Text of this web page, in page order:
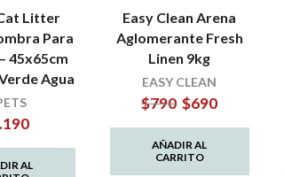
Litter
Para
45x65cm
Agua
AL
Easy Clean Arena
Aglomerante Fresh
Linen 9kg
EASY CLEAN
$790 El
original
era:
$690El
AÑADIR AL
CARRITO